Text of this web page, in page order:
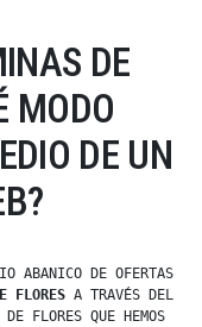
DE
MODO
DE UN
ABANICO DE OFERTAS
FLORESA TRAVÉS DEL
FLORES QUE HEMOS